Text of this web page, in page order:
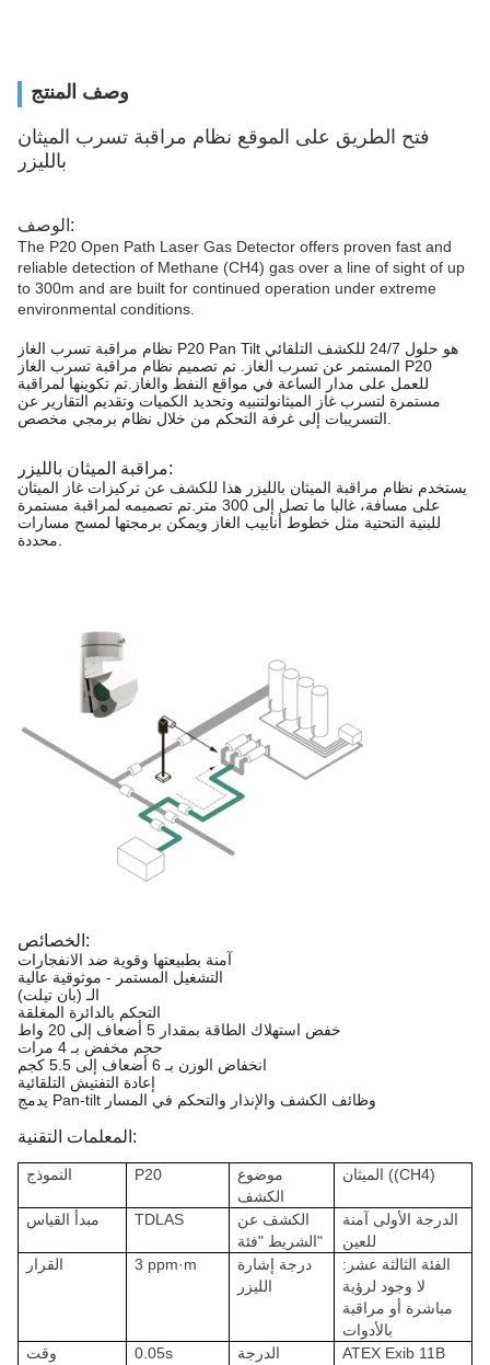
وصف المنتج
فتح الطريق على الموقع نظام مراقبة تسرب الميثان
بالليزر
الوصف:
The P20 Open Path Laser Gas Detector offers proven fast and
reliable detection of Methane (CH4) gas over a line of sight of up
to 300m and are built for continued operation under extreme
environmental conditions.
نظام مراقبة تسرب الغاز P20 Pan Tilt هو حلول 24/7 للكشف التلقائي
المستمر عن تسرب الغاز. تم تصميم نظام مراقبة تسرب الغاز P20
للعمل على مدار الساعة في مواقع النفط والغاز.تم تكوينها لمراقبة
مستمرة لتسرب غاز الميثانولتنبيه وتحديد الكميات وتقديم التقارير عن
مراقبة الميثان بالليزر:
يستخدم نظام مراقبة الميثان بالليزر هذا للكشف عن تركيزات غاز الميثان
على مسافة، غالبا ما تصل إلى 300 متر.تم تصميمه لمراقبة مستمرة
للبنية التحتية مثل خطوط أنابيب الغاز ويمكن برمجتها لمسح مسارات
الخصائص:
آمنة بطبيعتها وقوية ضد الانفجارات
التشغيل المستمر - موثوقية عالية
الـ (بان تيلت)
التحكم بالدائرة المغلقة
خفض استهلاك الطاقة بمقدار 5 أضعاف إلى 20 واط
حجم مخفض بـ 4 مرات
انخفاض الوزن بـ 6 أضعاف إلى 5.5 كجم
إعادة التفتيش التلقائية
يدمج Pan-tilt وظائف الكشف والإنذار والتحكم في المسار
المعلمات التقنية:
النموذج P20
موضوع
الكشف
الميثان ((CH4)
مبدأ القياس TDLAS
الكشف عن
الشريط "فئة"
الدرجة الأولى آمنة
للعين
القرار
3 ppm·m
درجة إشارة
الليزر
الفئة الثالثة عشر:
لا وجود لرؤية
مباشرة أو مراقبة
بالأدوات
وقت
0.05s
الدرجة
ATEX Exib 11B